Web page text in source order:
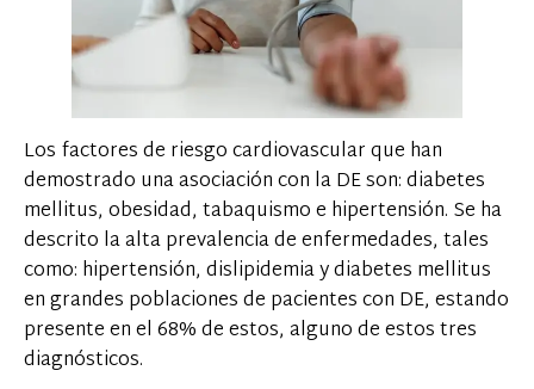
Los factores de riesgo cardiovascular que han
demostrado una asociación con la DE son: diabetes
mellitus, obesidad, tabaquismo e hipertensión. Se ha
descrito la alta prevalencia de enfermedades, tales
como: hipertensión, dislipidemia y diabetes mellitus
en grandes poblaciones de pacientes con DE, estando
presente en el 68% de estos, alguno de estos tres
diagnósticos.